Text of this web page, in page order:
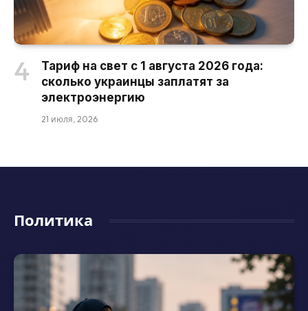
Тариф на свет с 1 августа 2026 года:
сколько украинцы заплатят за
электроэнергию
21 июля, 2026
Политика